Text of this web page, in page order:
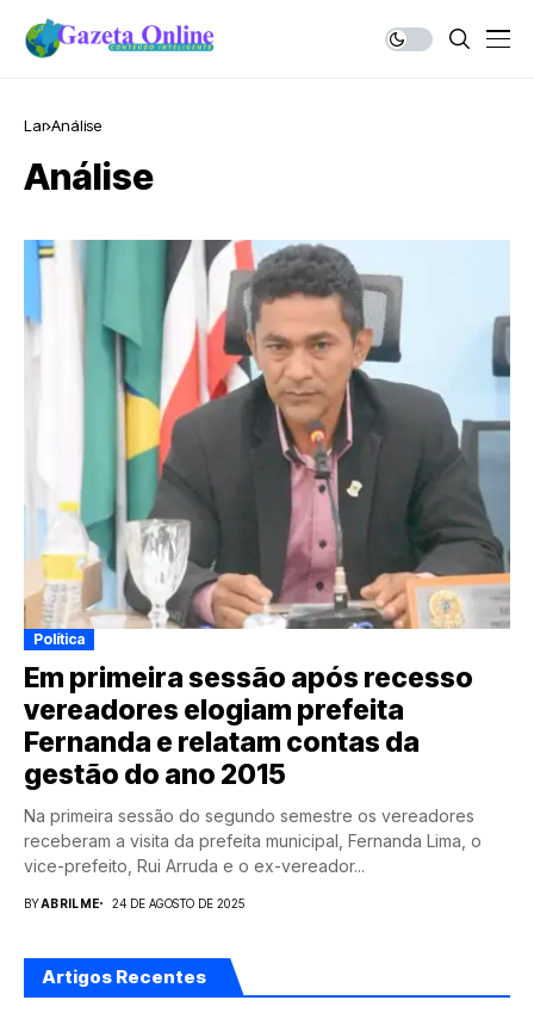
Lar Análise
Análise
Política
Em primeira sessão após recesso
vereadores elogiam prefeita
Fernanda e relatam contas da
gestão do ano 2015
Na primeira sessão do segundo semestre os vereadores
receberam a visita da prefeita municipal, Fernanda Lima, o
vice-prefeito, Rui Arruda e o ex-vereador...
BYABRILME 24 DE AGOSTO DE 2025
Artigos Recentes